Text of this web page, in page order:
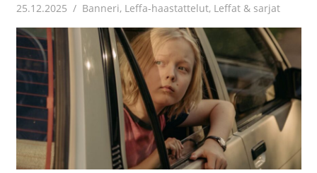
25.12.2025 Jouni Hirn
Banneri, Leffa-haastattelut, Leffat & sarjat